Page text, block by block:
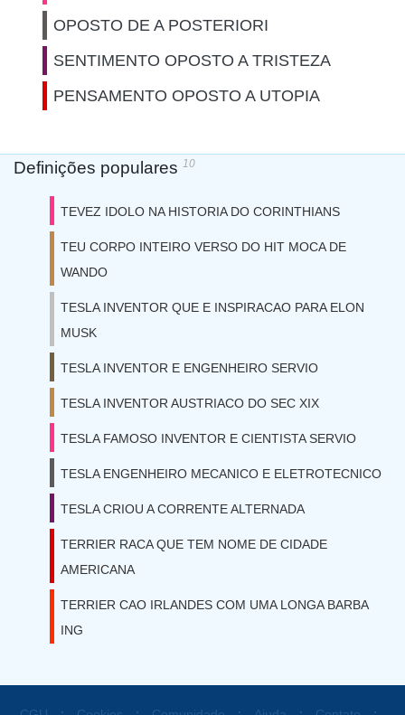
OPOSTO DE A POSTERIORI
SENTIMENTO OPOSTO A TRISTEZA
PENSAMENTO OPOSTO A UTOPIA
Definições populares 10
TEVEZ IDOLO NA HISTORIA DO CORINTHIANS
TEU CORPO INTEIRO VERSO DO HIT MOCA DE
WANDO
TESLA INVENTOR QUE E INSPIRACAO PARA ELON
MUSK
TESLA INVENTOR E ENGENHEIRO SERVIO
TESLA INVENTOR AUSTRIACO DO SEC XIX
TESLA FAMOSO INVENTOR E CIENTISTA SERVIO
TESLA ENGENHEIRO MECANICO E ELETROTECNICO
TESLA CRIOU A CORRENTE ALTERNADA
TERRIER RACA QUE TEM NOME DE CIDADE
AMERICANA
TERRIER CAO IRLANDES COM UMA LONGA BARBA
ING